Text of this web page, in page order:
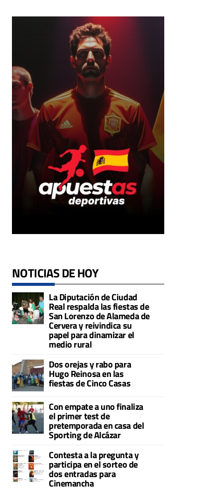
NOTICIAS DE HOY
La Diputación de Ciudad
Real respalda las fiestas de
San Lorenzo de Alameda de
Cervera y reivindica su
papel para dinamizar el
medio rural
Dos orejas y rabo para
Hugo Reinosa en las
fiestas de Cinco Casas
Con empate a uno finaliza
el primer test de
pretemporada en casa del
Sporting de Alcázar
Contesta a la pregunta y
participa en el sorteo de
dos entradas para
Cinemancha